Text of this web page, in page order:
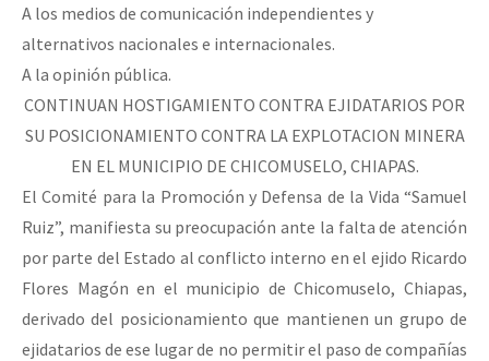
Medios Libres
COVID-19
Eventos
A los medios de comunicación independientes y
alternativos nacionales e internacionales.
A la opinión pública.
CONTINUAN HOSTIGAMIENTO CONTRA EJIDATARIOS POR
SU POSICIONAMIENTO CONTRA LA EXPLOTACION MINERA
EN EL MUNICIPIO DE CHICOMUSELO, CHIAPAS.
El Comité para la Promoción y Defensa de la Vida “Samuel
Ruiz”, manifiesta su preocupación ante la falta de atención
por parte del Estado al conflicto interno en el ejido Ricardo
Flores Magón en el municipio de Chicomuselo, Chiapas,
derivado del posicionamiento que mantienen un grupo de
ejidatarios de ese lugar de no permitir el paso de compañías